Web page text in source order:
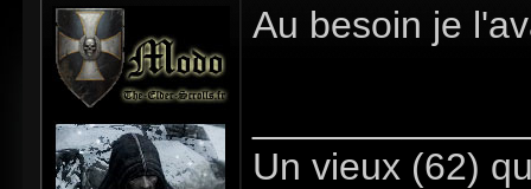
Au besoin je
Un vieux (62)